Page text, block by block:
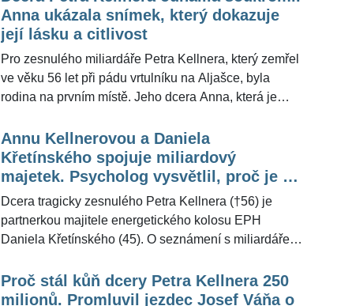
zhodnotil koně za 250 milionů korun pro
ŽivotvČesku.cz legendární žokej Josef Váňa (68).
Anna ukázala snímek, který dokazuje
její lásku a citlivost
Pro zesnulého miliardáře Petra Kellnera, který zemřel
ve věku 56 let při pádu vrtulníku na Aljašce, byla
rodina na prvním místě. Jeho dcera Anna, která je
určitým hodnotám. Láska je jednou z těch
nejvýraznějších a projevuje ji například právě v
přítomnosti koní. Těm se s citlivostí věnovala i ve
Odhalila střípek, který ukazuje, kolik lidskosti a vděku
v sobě nosí.
Annu Kellnerovou a Daniela
Křetínského spojuje miliardový
majetek. Psycholog vysvětlil, proč je to
dobře
Dcera tragicky zesnulého Petra Kellnera (†56) je
partnerkou majitele energetického kolosu EPH
Daniela Křetínského (45). O seznámení s miliardářem
výrazně pomohly byznysové schůzky jejího otce.
"Vztahy mezi rovnými kategoriemi jsou pochopitelné,
Proč stál kůň dcery Petra Kellnera 250
milionů. Promluvil jezdec Josef Váňa o